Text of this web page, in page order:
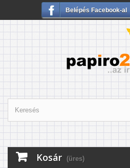
Belépés Facebook-al
Kosár (üres)